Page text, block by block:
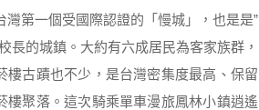
灣第一個受國際認證的「慢城」，也是是”
長的城鎮。大約有六成居民為客家族群，
樓古蹟也不少，是台灣密集度最高、保留
樓聚落。這次騎乘單車漫旅鳳林小鎮逍遙